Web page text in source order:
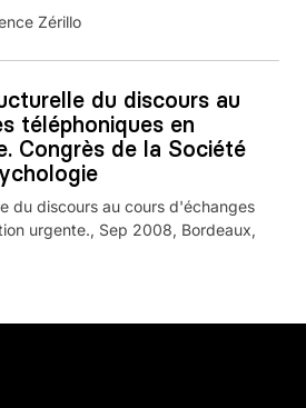
Zérillo
du discours au
téléphoniques en
Congrès de la Société
du discours au cours d'échanges
urgente., Sep 2008, Bordeaux,